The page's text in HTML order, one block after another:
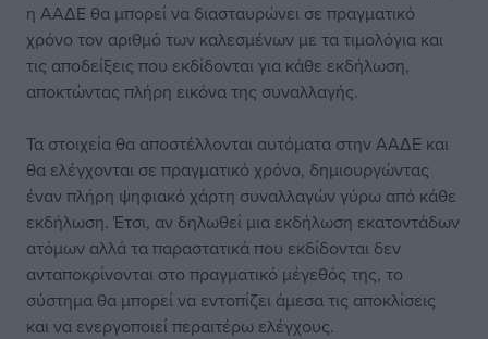
η ΑΑΔΕ θα μπορεί να διασταυρώνει σε πραγματικό
χρόνο τον αριθμό των καλεσμένων με τα τιμολόγια και
τις αποδείξεις που εκδίδονται για κάθε εκδήλωση,
αποκτώντας πλήρη εικόνα της συναλλαγής.
Τα στοιχεία θα αποστέλλονται αυτόματα στην ΑΑΔΕ και
θα ελέγχονται σε πραγματικό χρόνο, δημιουργώντας
έναν πλήρη ψηφιακό χάρτη συναλλαγών γύρω από κάθε
εκδήλωση. Έτσι, αν δηλωθεί μια εκδήλωση εκατοντάδων
ατόμων αλλά τα παραστατικά που εκδίδονται δεν
ανταποκρίνονται στο πραγματικό μέγεθός της, το
σύστημα θα μπορεί να εντοπίζει άμεσα τις αποκλίσεις
και να ενεργοποιεί περαιτέρω ελέγχους.